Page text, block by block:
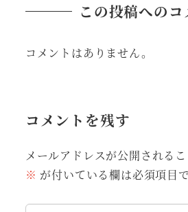
この投稿へのコ
コメントはありません。
コメントを残す
メールアドレスが公開されるこ
※ が付いている欄は必須項目